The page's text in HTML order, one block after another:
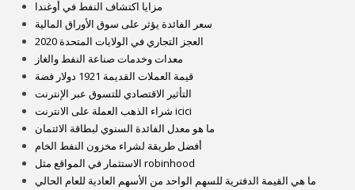
مزايا اكتشاف النفط في أوغندا
سعر الفائدة يؤثر على سوق الأوراق المالية
العجز التجاري في الولايات المتحدة 2020
معدات وخدمات صناعة النفط والغاز
قيمة العملات القديمة 1921 دولار فضة
التأثير الاقتصادي للتسوق عبر الإنترنت
شراء الذهب العملة على الانترنت icici
ما هو معدل الفائدة السنوي لبطاقة الائتمان
أفضل طريقة لشراء مخزون النفط الخام
الاستثمار في المواقع مثل robinhood
ما هي القيمة الدفترية للسهم الواحد من الأسهم العادية للعام الحالي